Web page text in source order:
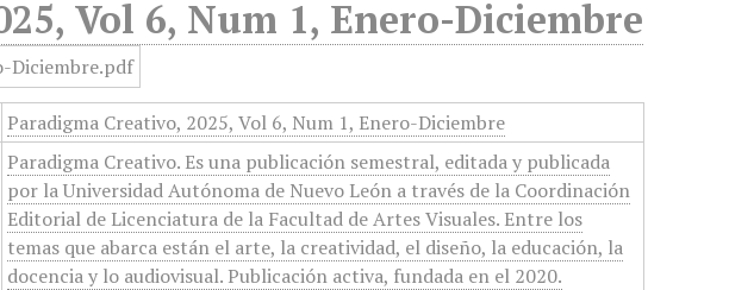
Vol 6, Num 1, Enero-Diciembre
Paradigma Creativo, 2025, Vol 6, Num 1, Enero-Diciembre
Paradigma Creativo. Es una publicación semestral, editada y publicada
por la Universidad Autónoma de Nuevo León a través de la Coordinación
Editorial de Licenciatura de la Facultad de Artes Visuales. Entre los
temas que abarca están el arte, la creatividad, el diseño, la educación, la
docencia y lo audiovisual. Publicación activa, fundada en el 2020.